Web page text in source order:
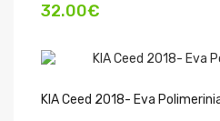
32.00€
KIA Ceed 2018- Eva